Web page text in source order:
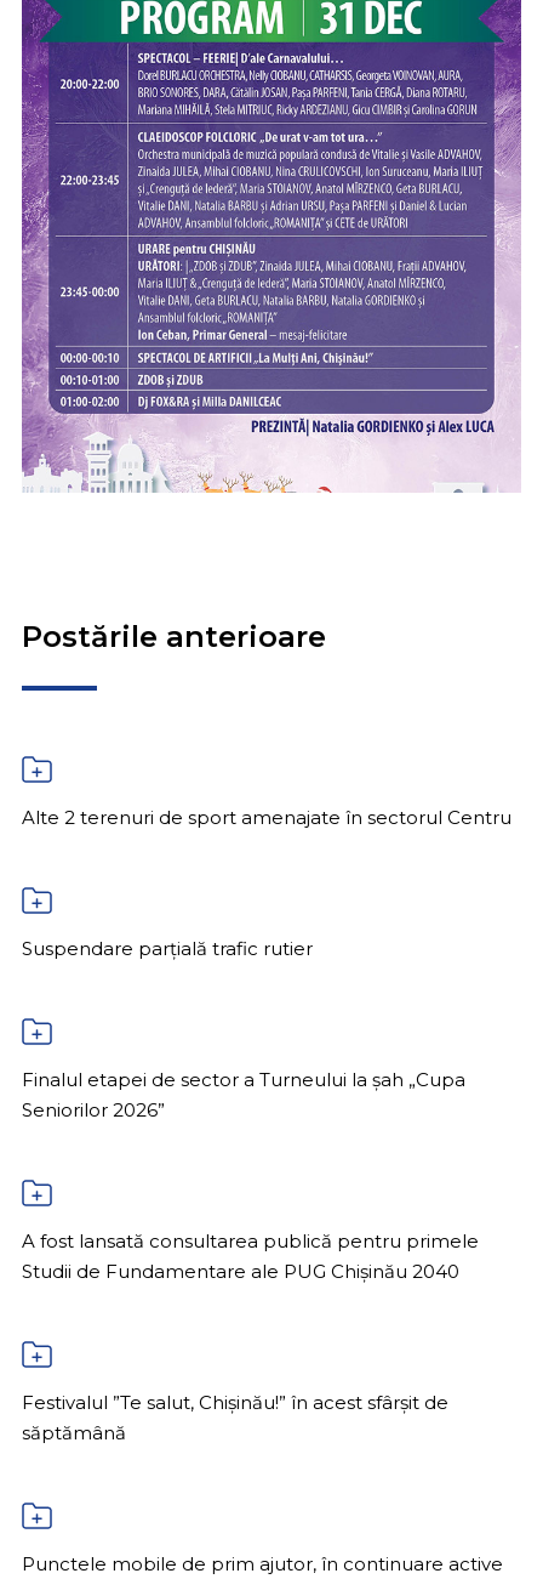
Postările anterioare
Alte 2 terenuri de sport amenajate în sectorul Centru
Suspendare parțială trafic rutier
Finalul etapei de sector a Turneului la șah „Cupa
Seniorilor 2026”
A fost lansată consultarea publică pentru primele
Studii de Fundamentare ale PUG Chișinău 2040
Festivalul ”Te salut, Chișinău!” în acest sfârșit de
săptămână
Punctele mobile de prim ajutor, în continuare active